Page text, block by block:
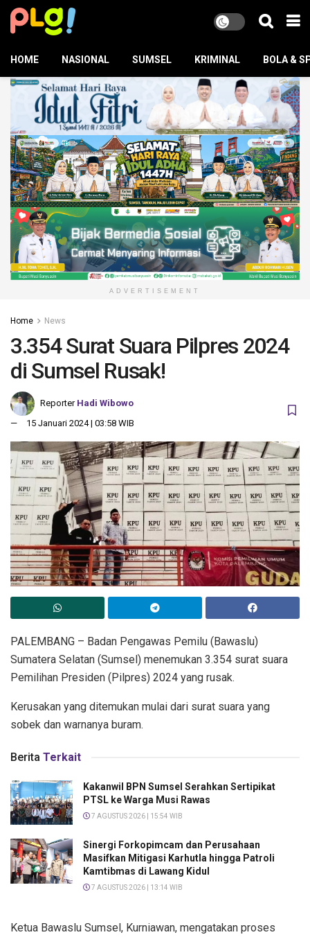
HOME NASIONAL SUMSEL KRIMINAL BOLA &
ADVERTISEMENT
Home News
3.354 Surat Suara Pilpres 2024
di Sumsel Rusak!
Reporter Hadi Wibowo
15 Januari 2024 | 03:58 WIB
PALEMBANG – Badan Pengawas Pemilu (Bawaslu)
Sumatera Selatan (Sumsel) menemukan 3.354 surat suara
Pemilihan Presiden (Pilpres) 2024 yang rusak.
Kerusakan yang ditemukan mulai dari surat suara yang
sobek dan warnanya buram.
Berita Terkait
Kakanwil BPN Sumsel Serahkan Sertipikat
PTSL ke Warga Musi Rawas
7 AGUSTUS 2026 | 15:54 WIB
Sinergi Forkopimcam dan Perusahaan
Masifkan Mitigasi Karhutla hingga Patroli
Kamtibmas di Lawang Kidul
7 AGUSTUS 2026 | 13:14 WIB
Ketua Bawaslu Sumsel, Kurniawan, mengatakan proses